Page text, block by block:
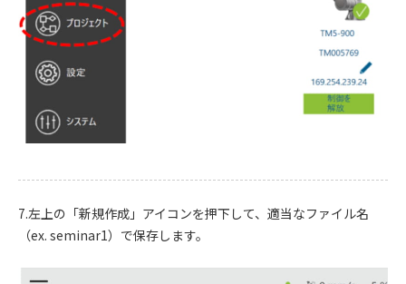
7.左上の「新規作成」アイコンを押下して、適当なファイル名
（ex. seminar1）で保存します。